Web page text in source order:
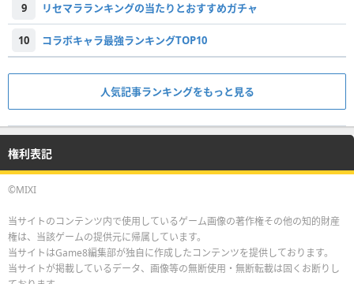
9 リセマラランキングの当たりとおすすめガチャ
10 コラボキャラ最強ランキングTOP10
人気記事ランキングをもっと見る
権利表記
©MIXI
当サイトのコンテンツ内で使用しているゲーム画像の著作権その他の知的財産
権は、当該ゲームの提供元に帰属しています。
当サイトはGame8編集部が独自に作成したコンテンツを提供しております。
当サイトが掲載しているデータ、画像等の無断使用・無断転載は固くお断りし